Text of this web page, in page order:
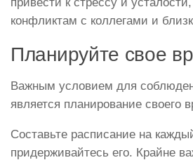
привести к стрессу и
конфликтам с коллегами и
Планируйте свое
Важным условием для
является планирование своего
Составьте расписание на
придерживайтесь его. Крайне